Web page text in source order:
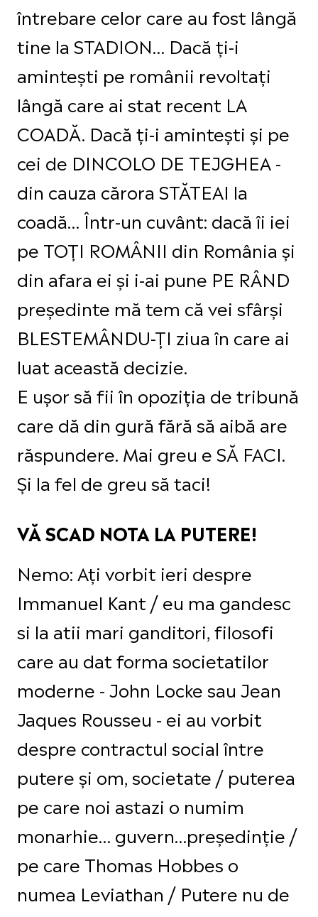
întrebare celor care au fost lângă
tine la STADION… Dacă ți-i
amintești pe românii revoltați
lângă care ai stat recent LA
COADĂ. Dacă ți-i amintești și pe
cei de DINCOLO DE TEJGHEA -
din cauza cărora STĂTEAI la
coadă… Într-un cuvânt: dacă îi iei
pe TOȚI ROMÂNII din România și
din afara ei și i-ai pune PE RÂND
președinte mă tem că vei sfârși
BLESTEMÂNDU-ȚI ziua în care ai
luat această decizie.
E ușor să fii în opoziția de tribună
care dă din gură fără să aibă are
răspundere. Mai greu e SĂ FACI.
Și la fel de greu să taci!
VĂ SCAD NOTA LA PUTERE!
Nemo: Ați vorbit ieri despre
Immanuel Kant / eu ma gandesc
si la atii mari ganditori, filosofi
care au dat forma societatilor
moderne - John Locke sau Jean
Jaques Rousseu - ei au vorbit
despre contractul social între
putere și om, societate / puterea
pe care noi astazi o numim
monarhie… guvern…președinție /
pe care Thomas Hobbes o
numea Leviathan / Putere nu de